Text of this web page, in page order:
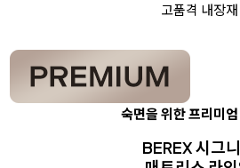
고품격 내장재
숙면을 위한 프리미
BEREX 시그